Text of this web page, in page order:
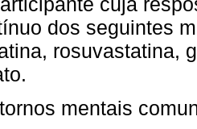
dos seguintes
rosuvastatina,
mentais